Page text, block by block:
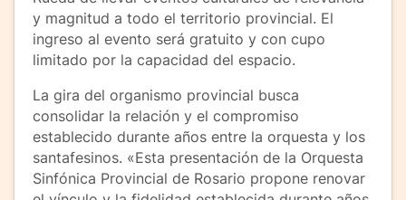
y magnitud a todo el territorio provincial. El
ingreso al evento será gratuito y con cupo
limitado por la capacidad del espacio.
La gira del organismo provincial busca
consolidar la relación y el compromiso
establecido durante años entre la orquesta y los
santafesinos. «Esta presentación de la Orquesta
Sinfónica Provincial de Rosario propone renovar